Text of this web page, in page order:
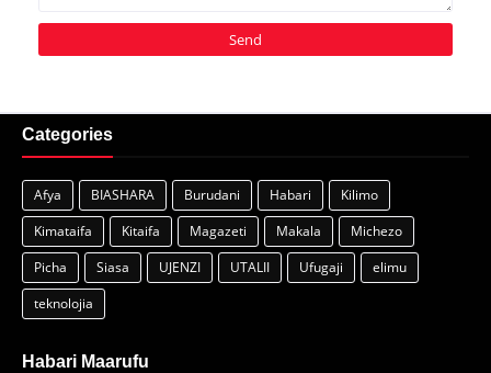
Categories
Afya BIASHARA Burudani Habari
Kilimo
Kimataifa
Kitaifa Magazeti Makala
Michezo
Picha
Siasa UJENZI UTALII Ufugaji
elimu
teknolojia
Habari Maarufu